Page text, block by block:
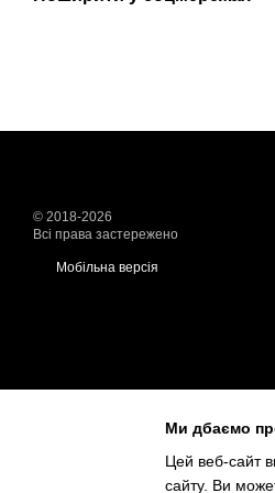
© 2018-2026
Всі права застережено
Мобільна версія
Ми дбаємо
Цей веб-сайт
сайту. Ви